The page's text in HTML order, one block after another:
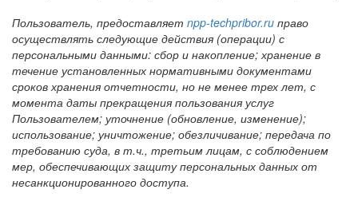
Пользователь, предоставляет npp-techpribor.ru право
осуществлять следующие действия (операции) с
персональными данными: сбор и накопление; хранение в
течение установленных нормативными документами
сроков хранения отчетности, но не менее трех лет, с
момента даты прекращения пользования услуг
Пользователем; уточнение (обновление, изменение);
использование; уничтожение; обезличивание; передача по
требованию суда, в т.ч., третьим лицам, с соблюдением
мер, обеспечивающих защиту персональных данных от
несанкционированного доступа.